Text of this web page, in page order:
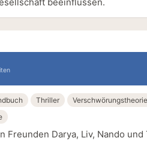
Thriller
Verschwörungstheorie
Freunden Darya, Liv, Nando und